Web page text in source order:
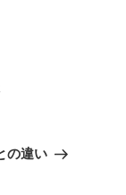
の違い